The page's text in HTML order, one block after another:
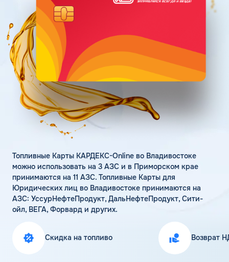
Статьи
Цена бензина и ДТ
Личный кабинет
Карта АЗС
Получить консультацию
Топливные Карты КАРДЕКС-Online во Владивостоке
можно использовать на 3 АЗС и в Приморском крае
принимаются на 11 АЗС. Топливные Карты для
Юридических лиц во Владивостоке принимаются на
АЗС: УссурНефтеПродукт, ДальНефтеПродукт, Сити-
ойл, ВЕГА, Форвард и других.
Скидка на топливо Возврат